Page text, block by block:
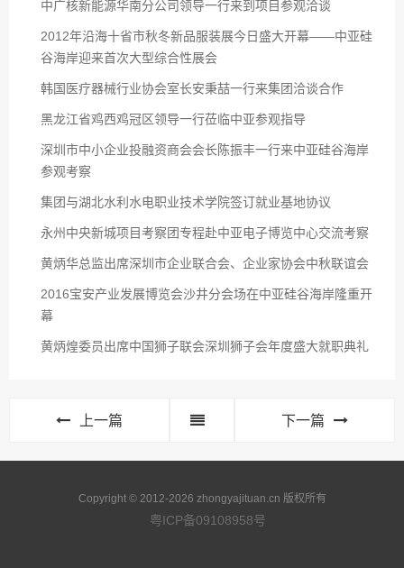
中广核新能源华南分公司领导一行来到项目参观洽谈
2012年沿海十省市秋冬新品服装展今日盛大开幕——中亚硅
谷海岸迎来首次大型综合性展会
韩国医疗器械行业协会室长安秉喆一行来集团洽谈合作
黑龙江省鸡西鸡冠区领导一行莅临中亚参观指导
深圳市中小企业投融资商会会长陈振丰一行来中亚硅谷海岸
参观考察
集团与湖北水利水电职业技术学院签订就业基地协议
永州中央新城项目考察团专程赴中亚电子博览中心交流考察
黄炳华总监出席深圳市企业联合会、企业家协会中秋联谊会
2016宝安产业发展博览会沙井分会场在中亚硅谷海岸隆重开
幕
黄炳煌委员出席中国狮子联会深圳狮子会年度盛大就职典礼
上一篇 下一篇
Copyright © 2012-2026 zhongyajituan.cn 版权所有
粤ICP备09108958号